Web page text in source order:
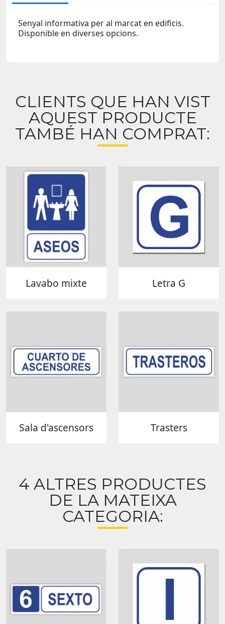
Senyal informativa per al marcat en edificis.
Disponible en diverses opcions.
CLIENTS QUE HAN VIST
AQUEST PRODUCTE
TAMBÉ HAN COMPRAT:
Lavabo mixte Letra G
Sala d'ascensors Trasters
4 ALTRES PRODUCTES
DE LA MATEIXA
CATEGORIA: